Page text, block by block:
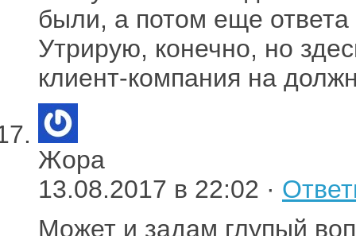
были, а потом еще
Утрирую, конечно, но
клиент-компания на
Жора
13.08.2017 в 22:02 ·
Может и задам глупый